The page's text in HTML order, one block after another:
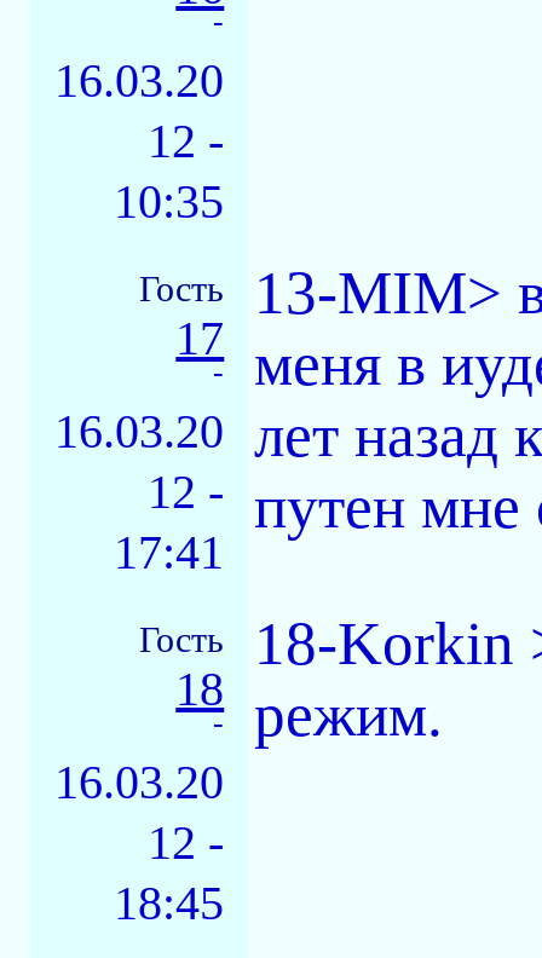
-
16.03.20
12 -
10:35
Гость
17
-
16.03.20
12 -
17:41
13-MIM>
меня в
лет назад
путен мне
Гость
18
-
16.03.20
12 -
18:45
18-Korkin
режим.